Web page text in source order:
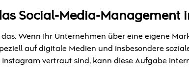
Social-Media-Management
Wenn Ihr Unternehmen über eine eigene
auf digitale Medien und insbesondere
vertraut sind, kann diese Aufgabe